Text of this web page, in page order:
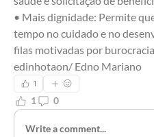
• Mais dignidade: Permite
tempo no cuidado e no
filas motivadas por
edinhotaon/ Edno Mariano
1
1 0
Write a comment...